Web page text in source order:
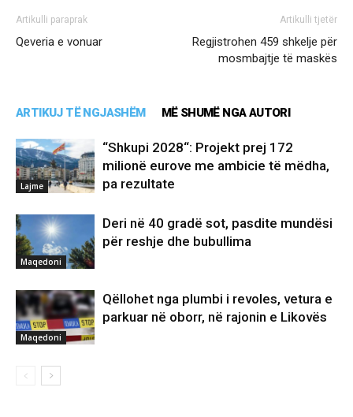
Artikulli paraprak
Qeveria e vonuar
Artikulli tjetër
Regjistrohen 459 shkelje për
mosmbajtje të maskës
ARTIKUJ TË NGJASHËM MË SHUMË NGA AUTORI
Lajme
“Shkupi 2028“: Projekt prej 172
milionë eurove me ambicie të mëdha,
pa rezultate
Maqedoni
Deri në 40 gradë sot, pasdite mundësi
për reshje dhe bubullima
Maqedoni
Qëllohet nga plumbi i revoles, vetura e
parkuar në oborr, në rajonin e Likovës